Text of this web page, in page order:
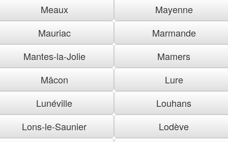
Meaux
Mayenne
Mauriac
Marmande
Mantes-la-Jolie
Mamers
Mâcon
Lure
Lunéville
Louhans
Lons-le-Saunier
Lodève